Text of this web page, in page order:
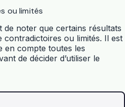
ou limités
de noter que certains résultats
ou limités. Il est
en compte toutes les
de décider d’utiliser le